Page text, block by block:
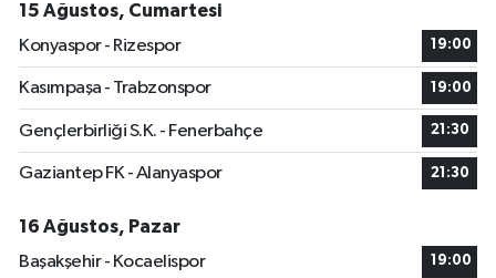
15 Ağustos, Cumartesi
Konyaspor - Rizespor
19:00
Kasımpaşa - Trabzonspor 19:00
Gençlerbirliği S.K. - Fenerbahçe 21:30
Gaziantep FK - Alanyaspor 21:30
16 Ağustos, Pazar
Başakşehir - Kocaelispor
19:00